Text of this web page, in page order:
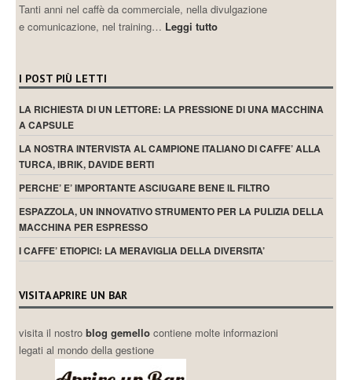
Tanti anni nel caffè da commerciale, nella divulgazione
e comunicazione, nel training… Leggi tutto
I POST PIÙ LETTI
LA RICHIESTA DI UN LETTORE: LA PRESSIONE DI UNA MACCHINA
A CAPSULE
LA NOSTRA INTERVISTA AL CAMPIONE ITALIANO DI CAFFE’ ALLA
TURCA, IBRIK, DAVIDE BERTI
PERCHE’ E’ IMPORTANTE ASCIUGARE BENE IL FILTRO
ESPAZZOLA, UN INNOVATIVO STRUMENTO PER LA PULIZIA DELLA
MACCHINA PER ESPRESSO
I CAFFE’ ETIOPICI: LA MERAVIGLIA DELLA DIVERSITA’
VISITA APRIRE UN BAR
visita il nostroblog gemellocontiene molte informazioni
legati al mondo della gestione